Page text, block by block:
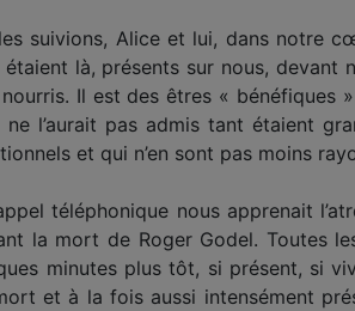
suivions, Alice et lui, dans notre
là, présents sur nous, devant
Il est des êtres « bénéfiques
l’aurait pas admis tant étaient
et qui n’en sont pas moins
téléphonique nous apprenait
la mort de Roger Godel. Toutes
minutes plus tôt, si présent, si
et à la fois aussi intensément